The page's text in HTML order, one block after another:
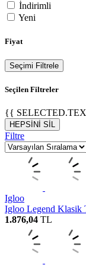
İndirimli
Yeni
Fiyat
Seçimi Filtrele
Seçilen Filtreler
{{
HEPSİNİ SİL
Filtre
Igloo
Igloo Legend Klasik
1.876,04 TL